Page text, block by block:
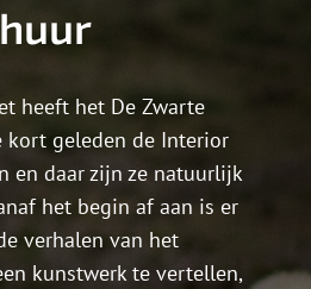
heeft het De Zwarte
kort geleden de Interior
en daar zijn ze natuurlijk
het begin af aan is er
verhalen van het
kunstwerk te vertellen,